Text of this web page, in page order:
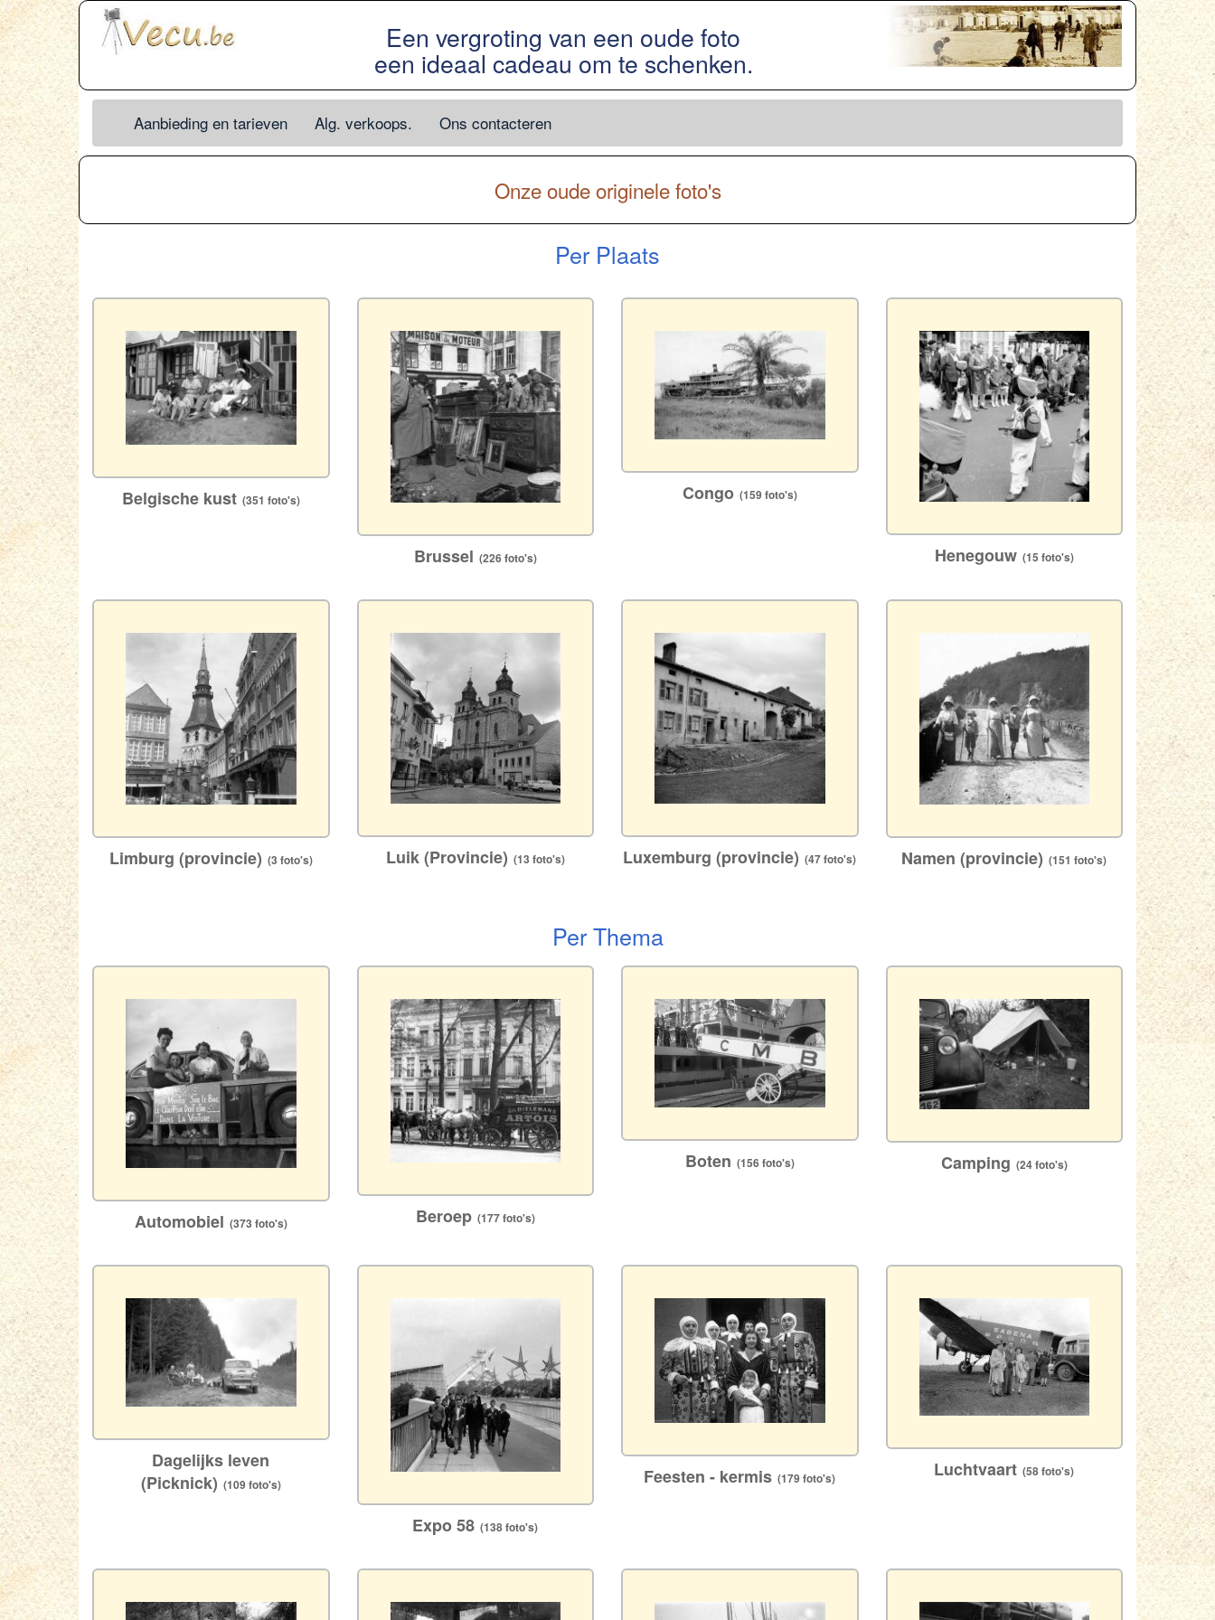
Een vergroting van een oude foto
een ideaal cadeau om te schenken.
Aanbieding en tarieven Alg. verkoops. Ons contacteren
Onze oude originele foto's
Per Plaats
Belgische kust(351 foto's)
Brussel (226 foto's)
Congo(159 foto's)
Henegouw(15 foto's)
Limburg (provincie) (3 foto's) Luik (Provincie) (13 foto's) Luxemburg (provincie) (47 foto's) Namen (provincie) (151 foto's)
Per Thema
Automobiel (373 foto's) Beroep(177 foto's)
Boten (156 foto's) Camping (24 foto's)
Dagelijks leven
(Picknick) (109 foto's)
Expo 58 (138 foto's)
Feesten - kermis (179 foto's) Luchtvaart (58 foto's)